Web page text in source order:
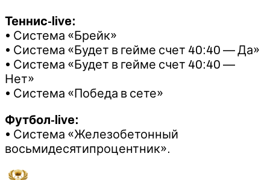
Теннис-live:
• Система «Брейк»
• Система «Будет в гейме счет 40:40 — Да»
• Система «Будет в гейме счет 40:40 —
Нет»
• Система «Победа в сете»
Футбол-live:
• Система «Железобетонный
восьмидесятипроцентник».